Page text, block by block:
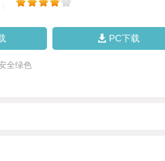
PC下载
全绿色